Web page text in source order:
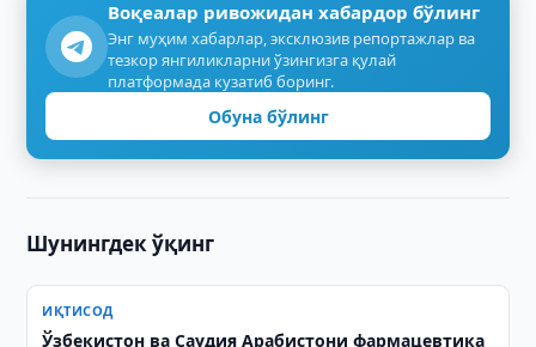
Воқеалар ривожидан хабардор бўлинг
Энг муҳим хабарлар, эксклюзив репортажлар ва
тезкор янгиликларни ўзингизга қулай
платформада кузатиб боринг.
Обуна бўлинг
Шунингдек ўқинг
ИҚТИСОД
Ўзбекистон ва Саудия Арабистони фармацевтика